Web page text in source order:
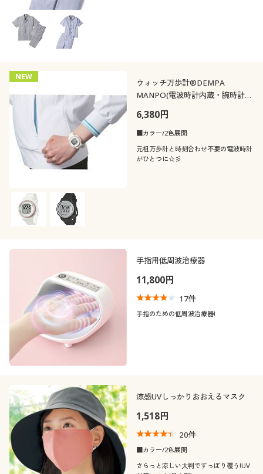
NEW
ウォッチ万歩計®DEMPA
MANPO(電波時計内蔵・腕時計タ
6,380円
■カラー/2色展開
元祖万歩計と時刻合わせ不要の電波時計
がひとつに☆彡
手指用低周波治療器
11,800円
17件
手指のための低周波治療器!
涼感UVしっかりおおえるマスク
1,518円
20件
■カラー/2色展開
さらっと涼しい大判ですっぽり覆う!UV